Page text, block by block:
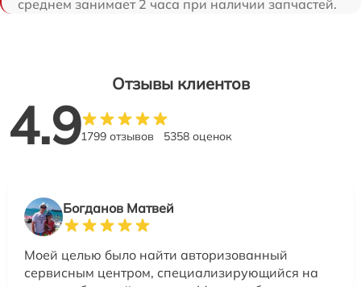
среднем занимает 2 часа при наличии запчастей.
Отзывы клиентов
4.91799 отзывов 5358 оценок
Богданов Матвей
Моей целью было найти авторизованный
сервисным центром, специализирующийся на